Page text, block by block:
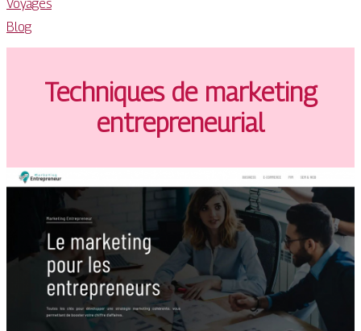
Voyages
Blog
Techniques de marketing
entrepreneurial